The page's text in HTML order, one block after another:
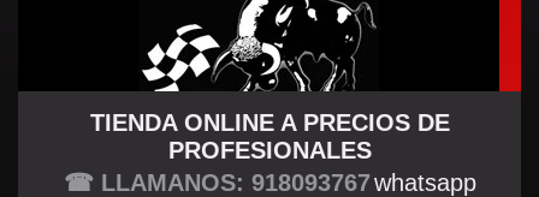
TU TIENDA TUNING
TIENDA ONLINE A PRECIOS DE
PROFESIONALES
☎ LLAMANOS: 918093767whatsapp